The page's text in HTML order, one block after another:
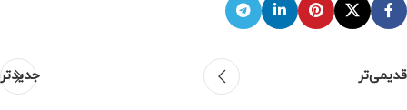
تقویت کنید.
جدیدتر قدیمی‌تر